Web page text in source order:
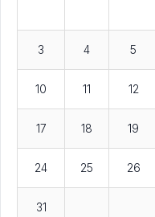
3 4 5
10 11 12
17 18 19
24 25 26
31